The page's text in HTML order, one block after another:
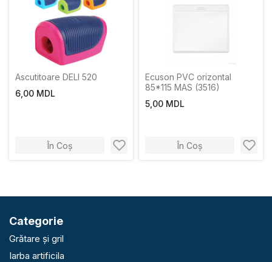
Ascutitoare DELI 520
6,00 MDL
În Coș
Ecuson PVC orizontal
85*115 MAS (3516)
5,00 MDL
În Coș
Categorie
Grătare și gril
Iarba artificila